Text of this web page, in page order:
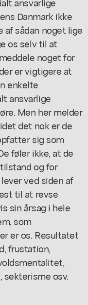
Danmark ikke
sådan noget lige
os selv til at
noget for
er vigtigere at
enkelte
ansvarlige
Men her melder
det nok er de
sig som
føler ikke, at de
og for
ved siden af
til at revse
sin årsag i hele
som
er os. Resultatet
frustation,
osv.